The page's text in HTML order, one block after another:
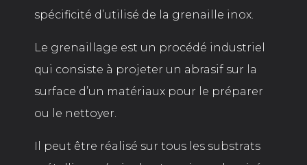
spécificité d’utilisé de la grenaille inox.
Le grenaillage est un procédé industriel
qui consiste à projeter un abrasif sur la
surface d’un matériaux pour le préparer
ou le nettoyer.
Il peut être réalisé sur tous les substrats